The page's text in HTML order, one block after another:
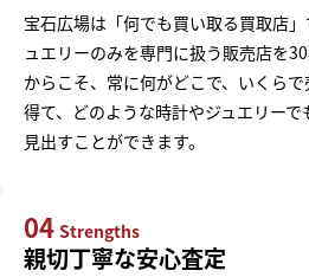
宝石広場は「何でも買い取る買取店
ュエリーのみを専門に扱う販売店を
からこそ、常に何がどこで、いくら
得て、どのような時計やジュエリー
見出すことができます。
04 Strengths
親切丁寧な安心査定